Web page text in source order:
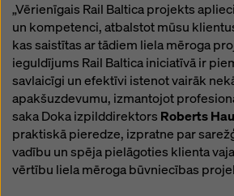
„Vērienīgais Rail Baltica projekts
un kompetenci, atbalstot mūsu
kas saistītas ar tādiem liela mēroga
ieguldījums Rail Baltica iniciatīvā ir
savlaicīgi un efektīvi istenot vairāk
apakšuzdevumu, izmantojot
saka Doka izpilddirektors Roberts
praktiskā pieredze, izpratne par
vadību un spēja pielāgoties klienta
vērtību liela mēroga būvniecības